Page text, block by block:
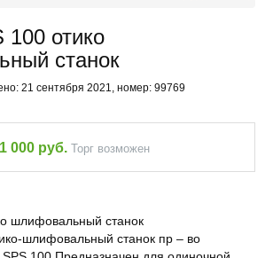
100 отико
станок
21 сентября 2021, номер: 99769
1 000 руб. Торг возможен
шлифовальный станок
шлифовальный станок пр – во